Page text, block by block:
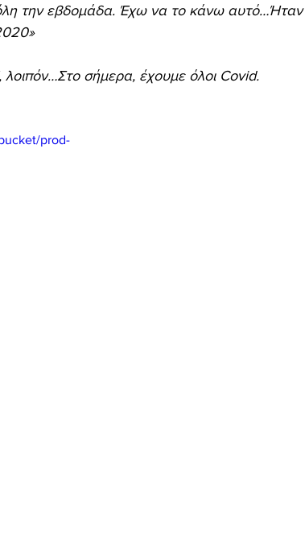
την εβδομάδα. Έχω να το κάνω αυτό…Ήταν
λοιπόν…Στο σήμερα, έχουμε όλοι Covid.
prod-